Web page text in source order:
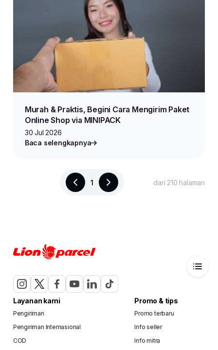
Murah & Praktis, Begini Cara Mengirim Paket
Online Shop via MINIPACK
30 Jul 2026
Baca selengkapnya
1 dari 210 halaman
Layanan kami
Pengiriman
Pengiriman Internasional
COD
Promo & tips
Promo terbaru
Info seller
Info mitra